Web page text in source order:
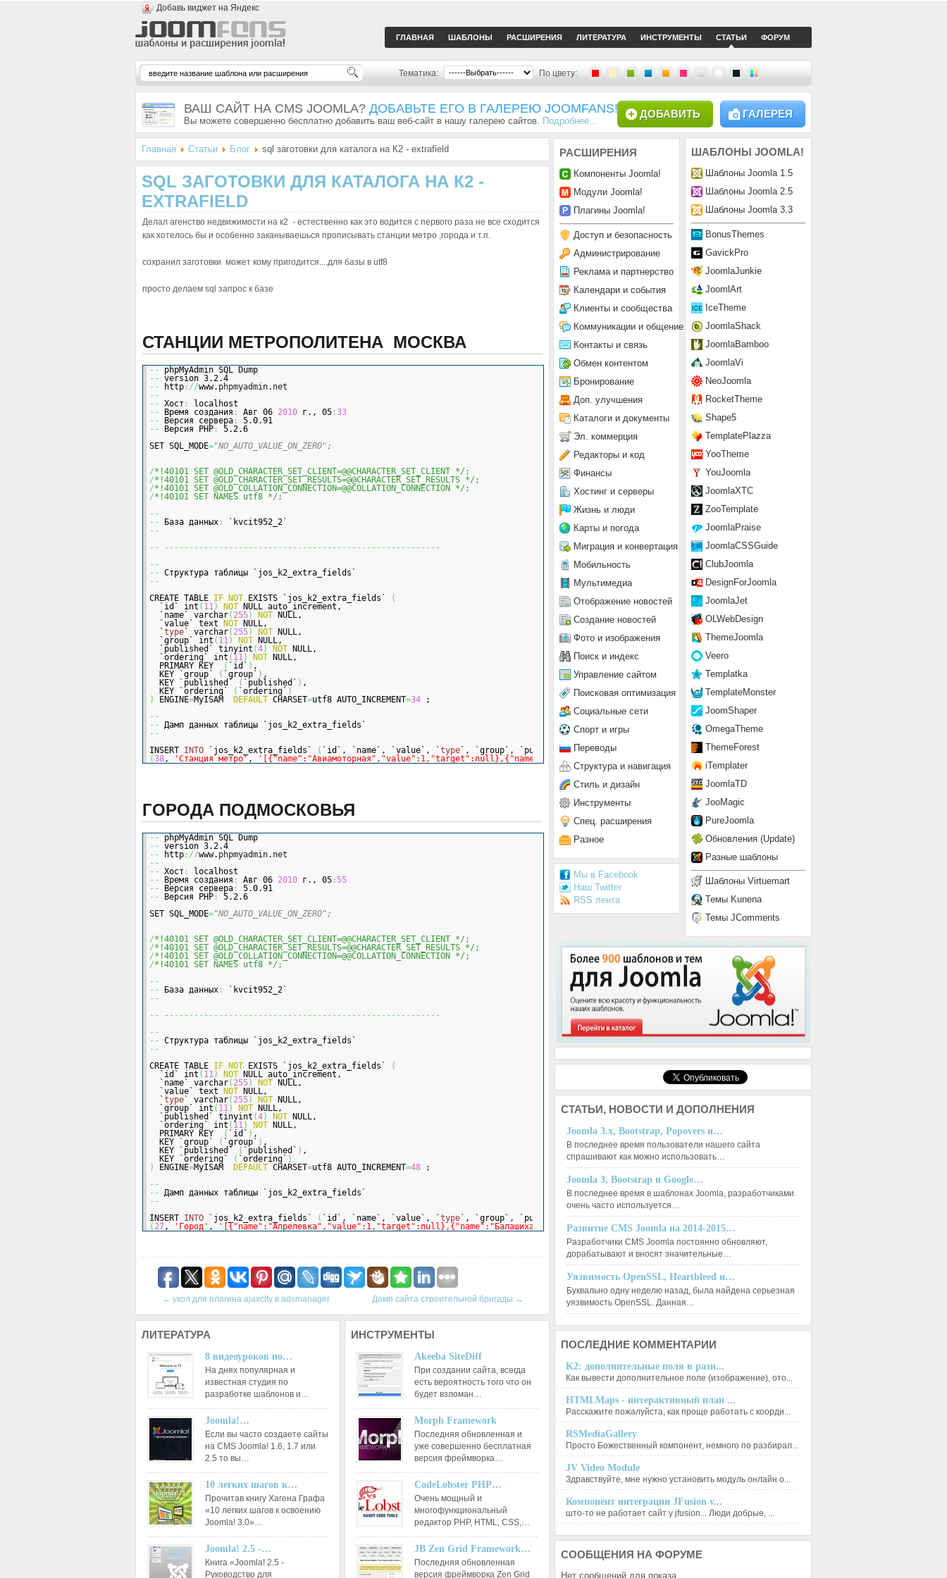
Добавь виджет на Яндекс
ГЛАВНАЯ ШАБЛОНЫ РАСШИРЕНИЯ ЛИТЕРАТУРА ИНСТРУМЕНТЫ СТАТЬИ ФОРУМ
Тематика: По цвету:
ВАШ САЙТ НА CMS JOOMLA? ДОБАВЬТЕ ЕГО В ГАЛЕРЕЮ JOOMFANS!
Вы можете совершенно бесплатно добавить ваш веб-сайт в нашу галерею сайтов. Подробнее...
ГАЛЕРЕЯ
ДОБАВИТЬ
Главная Статьи Блог sql заготовки для каталога на К2 - extrafield
SQL ЗАГОТОВКИ ДЛЯ КАТАЛОГА НА К2 -
EXTRAFIELD
Делал агенство недвижимости на к2 - естественно как это водится с первого раза не все сходится
как хотелось бы и особенно заканываешься прописывать станции метро ,города и т.п.
сохранил заготовки может кому пригодится....для базы в utf8
просто делаем sql запрос к базе
СТАНЦИИ МЕТРОПОЛИТЕНА МОСКВА
--
phpMyAdmin SQL Dump
--
version 3.2.4
--
http ://www. phpmyadmin. net
--
--
Хост :
localhost
--
Время создания : Авг 06 2010 г., 05 :33
--
Версия сервера :
5.0.91
--
Версия PHP :
5.2.6
SET SQL_MODE="NO_AUTO_VALUE_ON_ZERO";
/*!40101 SET @OLD_CHARACTER_SET_CLIENT=@@CHARACTER_SET_CLIENT */;
/*!40101 SET @OLD_CHARACTER_SET_RESULTS=@@CHARACTER_SET_RESULTS */;
/*!40101 SET @OLD_COLLATION_CONNECTION=@@COLLATION_CONNECTION */;
/*!40101 SET NAMES utf8 */;
--
--
База данных :
`kvcit952_2`
--
--
--------------------------------------------------------
--
--
Структура таблицы `jos_k2_extra_fields`
--
CREATE TABLE IF NOT EXISTS `jos_k2_extra_fields`
(
  `id` int
( 11) NOT NULL auto_increment,
  `name` varchar
( 255) NOT NULL,
  `value` text
NOT NULL,
  `
type ` varchar( 255) NOT NULL,
  `group` int
( 11) NOT NULL,
  `published` tinyint
(4) NOT NULL,
  `ordering` int
( 11) NOT NULL,
  PRIMARY KEY
( `id` ) ,
  KEY `group`
( `group` ) ,
  KEY `published`
( `published` ) ,
  KEY `ordering`
( `ordering` )
)
ENGINE=MyISAM DEFAULT CHARSET=utf8 AUTO_INCREMENT=34 ;
--
--
Дамп данных таблицы `jos_k2_extra_fields`
--
INSERT INTO `jos_k2_extra_fields` ( `id`, `name`, `value`, `type `, `group`, `published`, `ordering`
(38, 'Станция метро' ,
ГОРОДА ПОДМОСКОВЬЯ
--
phpMyAdmin SQL Dump
--
version 3.2.4
--
http ://www. phpmyadmin. net
--
--
Хост :
localhost
--
Время создания : Авг 06 2010 г., 05 : 55
--
Версия сервера :
5.0.91
--
Версия PHP :
5.2.6
SET SQL_MODE="NO_AUTO_VALUE_ON_ZERO";
/*!40101 SET @OLD_CHARACTER_SET_CLIENT=@@CHARACTER_SET_CLIENT */;
/*!40101 SET @OLD_CHARACTER_SET_RESULTS=@@CHARACTER_SET_RESULTS */;
/*!40101 SET @OLD_COLLATION_CONNECTION=@@COLLATION_CONNECTION */;
/*!40101 SET NAMES utf8 */;
--
--
База данных :
`kvcit952_2`
--
--
--------------------------------------------------------
--
--
Структура таблицы `jos_k2_extra_fields`
--
CREATE TABLE IF NOT EXISTS `jos_k2_extra_fields`
(
  `id` int
( 11) NOT NULL auto_increment,
  `name` varchar
( 255) NOT NULL,
  `value` text
NOT NULL,
  `
type ` varchar( 255) NOT NULL,
  `group` int
( 11) NOT NULL,
  `published` tinyint
(4) NOT NULL,
  `ordering` int
( 11) NOT NULL,
  PRIMARY KEY
( `id` ) ,
  KEY `group`
( `group` ) ,
  KEY `published`
( `published` ) ,
  KEY `ordering`
( `ordering` )
)
ENGINE=MyISAM DEFAULT CHARSET=utf8 AUTO_INCREMENT=48 ;
--
--
Дамп данных таблицы `jos_k2_extra_fields`
--
INSERT INTO `jos_k2_extra_fields` ( `id`, `name`, `value`, `type `, `group`, `published`, `ordering` ) VALUES
( 27, 'Город' ,
← укол для плагина ajaxcity в adsmanager Дамп сайта строительной бригады →
ЛИТЕРАТУРА
8 видеоуроков по…
На днях популярная и
известная студия по
разработке шаблонов и…
Joomla!…
Если вы часто создаете сайты
на CMS Joomla! 1.6, 1.7 или
2.5 то вы…
10 легких шагов к…
Прочитав книгу Хагена Графа
«10 легких шагов к освоению
Joomla! 3.0»…
Joomla! 2.5 -…
Книга «Joomla! 2.5 -
Руководство для
ИНСТРУМЕНТЫ
Akeeba SiteDiff
При создании сайта, всегда
есть вероятность того что он
будет взломан…
Morph Framework
Последняя обновленная и
уже совершенно бесплатная
версия фреймворка…
CodeLobster PHP…
Очень мощный и
многофункциональный
редактор РНР, HTML, CSS,…
JB Zen Grid Framework…
Последняя обновленная
версия фреймворка Zen Grid
ШАБЛОНЫ JOOMLA!
Шаблоны Joomla 1.5
Шаблоны Joomla 2.5
Шаблоны Joomla 3.3
BonusThemes
GavickPro
JoomlaJunkie
JoomlArt
IceTheme
JoomlaShack
JoomlaBamboo
JoomlaVi
NeoJoomla
RocketTheme
Shape5
TemplatePlazza
YooTheme
YouJoomla
JoomlaXTC
ZooTemplate
JoomlaPraise
JoomlaCSSGuide
ClubJoomla
DesignForJoomla
JoomlaJet
OLWebDesign
ThemeJoomla
Veero
Templatka
TemplateMonster
JoomShaper
OmegaTheme
ThemeForest
iTemplater
JoomlaTD
JooMagic
PureJoomla
Обновления (Update)
Разные шаблоны
Шаблоны Virtuemart
Темы Kunena
Темы JComments
РАСШИРЕНИЯ
Компоненты Joomla!
Модули Joomla!
Плагины Joomla!
Доступ и безопасность
Администрирование
Реклама и партнерство
Календари и события
Клиенты и сообщества
Коммуникации и общение
Контакты и связь
Обмен контентом
Бронирование
Доп. улучшения
Каталоги и документы
Эл. коммерция
Редакторы и код
Финансы
Хостинг и серверы
Жизнь и люди
Карты и погода
Миграция и конвертация
Мобильность
Мультимедиа
Отображение новостей
Создание новостей
Фото и изображения
Поиск и индекс
Управление сайтом
Поисковая оптимизация
Социальные сети
Спорт и игры
Переводы
Структура и навигация
Стиль и дизайн
Инструменты
Спец. расширения
Разное
Мы в Facebook
Наш Twitter
RSS лента
СТАТЬИ, НОВОСТИ И ДОПОЛНЕНИЯ
Joomla 3.x, Bootstrap, Popovers и…
В последнее время пользователи нашего сайта
спрашивают как можно использовать…
Joomla 3, Bootstrap и Google…
В последнее время в шаблонах Joomla, разработчиками
очень часто используется…
Развитие CMS Joomla на 2014-2015…
Разработчики CMS Joomla постоянно обновляют,
дорабатывают и вносят значительные…
Уязвимость OpenSSL, Heartbleed и…
Буквально одну неделю назад, была найдена серьезная
уязвимость OpenSSL. Данная…
ПОСЛЕДНИЕ КОММЕНТАРИИ
K2: дополнительные поля в разн...
Как вывести дополнительное поле (изображение), ото...
HTMLMaps - интерактивный план ...
Расскажите пожалуйста, как проще работать с коорди...
RSMediaGallery
Просто Божественный компонент, немного по разбирал...
JV Video Module
Здравствуйте, мне нужно установить модуль онлайн о...
Компонент интеграции JFusion v...
што-то не работает сайт у jfusion... Люди добрые, ...
СООБЩЕНИЯ НА ФОРУМЕ
Нет сообщений для показа